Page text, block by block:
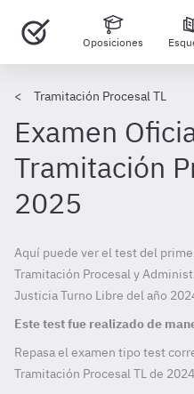
Oposiciones
Tramitación Procesal TL
Examen
Tramitación
2025
Aquí puede ver el test del
Tramitación Procesal y
Justicia Turno Libre del año
Este test fue realizado de
Repasa el examen tipo test
Tramitación Procesal TL de 2024